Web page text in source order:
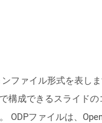
ファイル形式を表し
構成できるスライド
ODPファイルは、